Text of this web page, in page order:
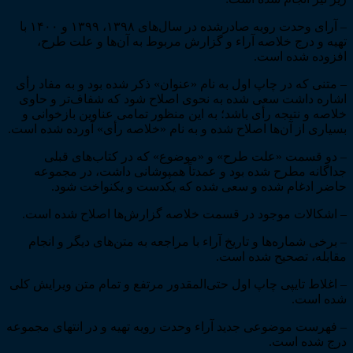
– آرای وحدت رویه صادرشده در سال­‌های ۱۳۹۸، ۱۳۹۹ و ۱۴۰۰ با
تهیه و درج خلاصه آراء و گزارش مربوط به آن‌­ها و علت طرح،
افزوده شده است.
– متنی که در چاپ اول به نام «عنوان» ذکر شده بود و به مفاد رأی
اشاره داشت سعی شده به نحوی اصلاح شود که شفاف‌­تر و حاوی
خلاصه و نتیجه رأی باشد؛ به این منظور تمامی عناوین بازخوانی و
بسیاری از آن­‌ها اصلاح شده و به نام «خلاصه رأی» آورده شده است.
– دو قسمت «علت طرح» و «موضوع» که در کتاب­‌های قبلی
جداگانه مطرح شده بود و عمدتاً هم­پوشانی داشت، در مجموعه
حاضر ادغام شده و سعی شده که یکدست و یکنواخت شود.
– اشکالات موجود در قسمت خلاصه گزارش‌­ها اصلاح شده است.
– برخی شماره­‌ها و تاریخ آراء با مراجعه به متن‌­های دیگر و انجام
مقابله، تصحیح شده است.
– اغلاط تایپی چاپ اول حتی‌­المقدور مرتفع و تمام متن ویرایش کلی
شده است.
– فهرست موضوعی جدید آراء وحدت رویه تهیه و در انتهای مجموعه
درج شده است.